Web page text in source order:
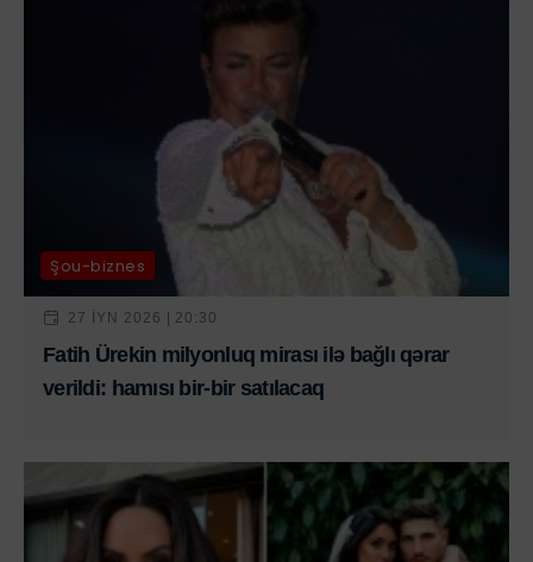
Şou-biznes
27 IYN 2026 | 20:30
Fatih Ürekin milyonluq mirası ilə bağlı qərar
verildi: hamısı bir-bir satılacaq